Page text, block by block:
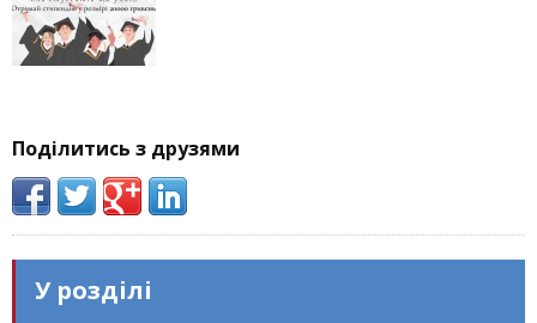
Поділитись з друзями
У розділі